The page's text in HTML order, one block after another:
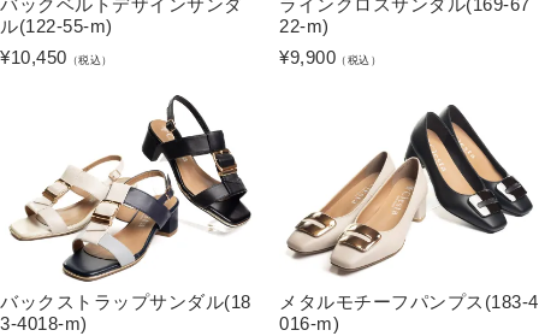
バックベルトデザインサンダ
ル(122-55-m)
¥10,450 （税込）
ラインクロスサンダル(169-67
22-m)
¥9,900 （税込）
バックストラップサンダル(18
3-4018-m)
メタルモチーフパンプス(183-4
016-m)